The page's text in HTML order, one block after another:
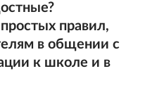
правил,
в общении с
к школе и в